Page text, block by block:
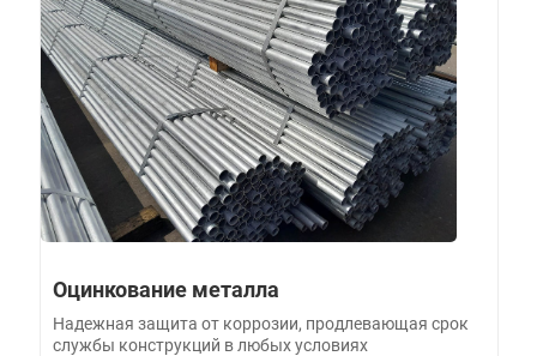
Оцинкование металла
Надежная защита от коррозии, продлевающая срок
службы конструкций в любых условиях